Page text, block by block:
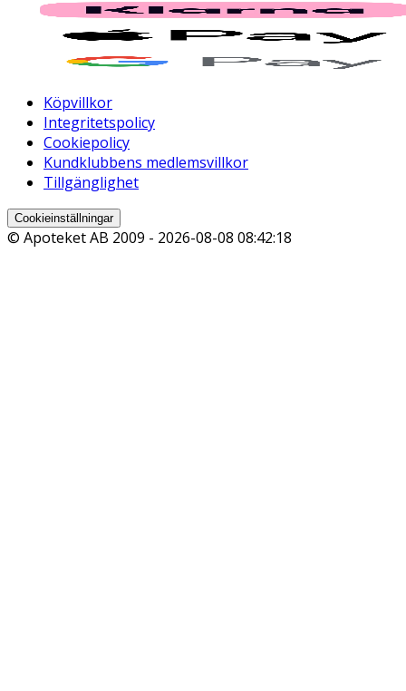
Köpvillkor
Integritetspolicy
Cookiepolicy
Kundklubbens medlemsvillkor
Tillgänglighet
Cookieinställningar
© Apoteket AB 2009 - 2026-08-08 08:42:18